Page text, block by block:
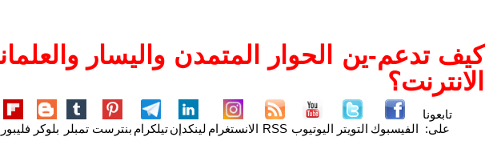
كيف تدعم-ين الحوار المتمدن واليسار
الانترنت؟
تابعونا
على: الفيسبوك التويتر اليوتيوب RSS الانستغرام لينكدإنتيلكرام بنترست تمبلر بلوكر